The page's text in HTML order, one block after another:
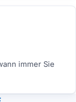
immer Sie